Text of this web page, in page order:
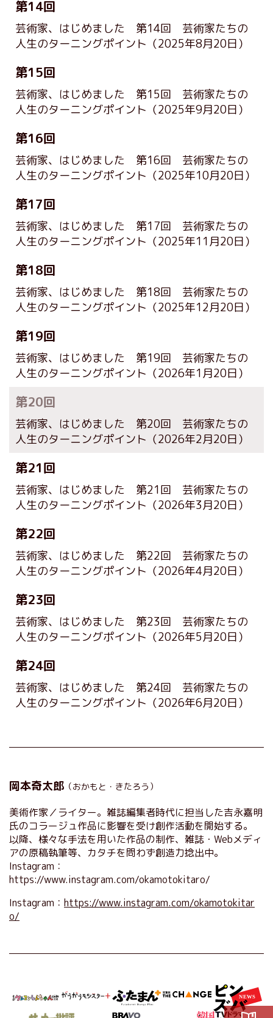
第14回
芸術家、はじめました 第14回 芸術家たちの
人生のターニングポイント （2025年8月20日）
第15回
芸術家、はじめました 第15回 芸術家たちの
人生のターニングポイント （2025年9月20日）
第16回
芸術家、はじめました 第16回 芸術家たちの
人生のターニングポイント （2025年10月20日）
第17回
芸術家、はじめました 第17回 芸術家たちの
人生のターニングポイント （2025年11月20日）
第18回
芸術家、はじめました 第18回 芸術家たちの
人生のターニングポイント （2025年12月20日）
第19回
芸術家、はじめました 第19回 芸術家たちの
人生のターニングポイント （2026年1月20日）
第20回
芸術家、はじめました 第20回 芸術家たちの
人生のターニングポイント （2026年2月20日）
第21回
芸術家、はじめました 第21回 芸術家たちの
人生のターニングポイント （2026年3月20日）
第22回
芸術家、はじめました 第22回 芸術家たちの
人生のターニングポイント （2026年4月20日）
第23回
芸術家、はじめました 第23回 芸術家たちの
人生のターニングポイント （2026年5月20日）
第24回
芸術家、はじめました 第24回 芸術家たちの
人生のターニングポイント （2026年6月20日）
岡本奇太郎 （おかもと・きたろう）
美術作家／ライター。雑誌編集者時代に担当した吉永嘉明
氏のコラージュ作品に影響を受け創作活動を開始する。
以降、様々な手法を用いた作品の制作、雑誌・Webメディ
アの原稿執筆等、カタチを問わず創造力捻出中。
Instagram：
https://www.instagram.com/okamotokitaro/
Instagram： https://www.instagram.com/okamotokitar
o/